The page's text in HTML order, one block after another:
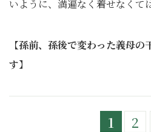
いように、満遍なく着せなく
【孫前、孫後で変わった義母の
す】
1 2